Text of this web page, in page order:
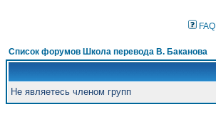
FAQ
Список форумов Школа перевода В. Баканова
Не являетесь членом групп